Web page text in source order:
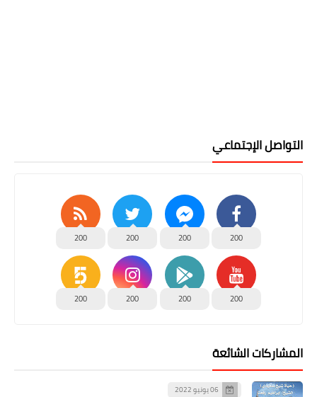
التواصل الإجتماعي
200
200
200
200
200
200
200
200
المشاركات الشائعة
06 يونيو 2022